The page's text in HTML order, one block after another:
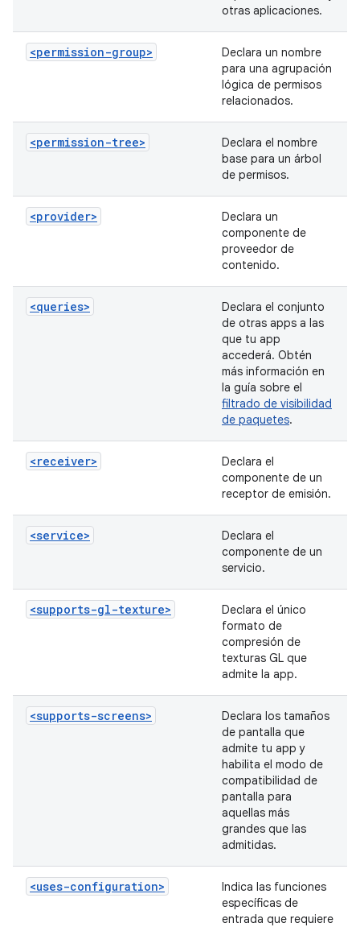
otras aplicaciones.
<permission-group>
Declara un nombre
para una agrupación
lógica de permisos
relacionados.
<permission-tree>
Declara el nombre
base para un árbol
de permisos.
<provider>
Declara un
componente de
proveedor de
contenido.
<queries>
Declara el conjunto
de otras apps a las
que tu app
accederá. Obtén
más información en
la guía sobre el
filtrado de visibilidad
de paquetes.
<receiver>
Declara el
componente de un
receptor de emisión.
<service>
Declara el
componente de un
servicio.
<supports-gl-texture>
Declara el único
formato de
compresión de
texturas GL que
admite la app.
<supports-screens>
Declara los tamaños
de pantalla que
admite tu app y
habilita el modo de
compatibilidad de
pantalla para
aquellas más
grandes que las
admitidas.
<uses-configuration>
Indica las funciones
específicas de
entrada que requiere